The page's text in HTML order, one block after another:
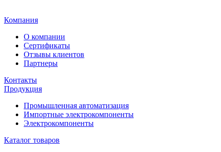
Компания
О компании
Сертификаты
Отзывы клиентов
Партнеры
Контакты
Продукция
Промышленная автоматизация
Импортные электрокомпоненты
Электрокомпоненты
Каталог товаров